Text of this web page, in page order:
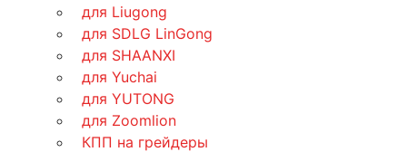
для Liugong
для SDLG LinGong
для SHAANXI
для Yuchai
для YUTONG
для Zoomlion
КПП на грейдеры